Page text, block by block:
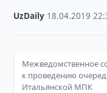
UzDaily 18.04.2019 ·
Межведомственное
к проведению
Итальянской МПК